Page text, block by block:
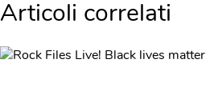
Articoli correlati